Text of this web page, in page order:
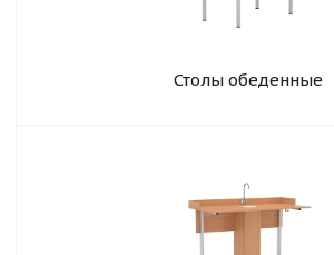
Столы обеденные